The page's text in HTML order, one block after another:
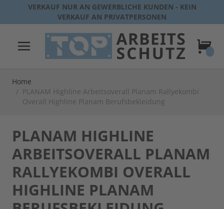
Direkt zum Inhalt
VERKAUF NUR AN GEWERBLICHE KUNDEN - KEIN
VERKAUF AN PRIVATPERSONEN
Home
/ PLANAM Highline Arbeitsoverall Planam Rallyekombi
Overall Highline Planam Berufsbekleidung
PLANAM HIGHLINE
ARBEITSOVERALL PLANAM
RALLYEKOMBI OVERALL
HIGHLINE PLANAM